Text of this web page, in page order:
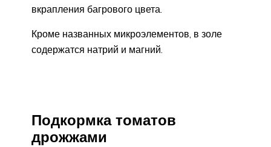
вкрапления багрового цвета.
Кроме названных микроэлементов, в золе
содержатся натрий и магний.
Подкормка томатов
дрожжами